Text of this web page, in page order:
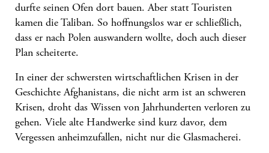
durfte seinen Ofen dort bauen. Aber statt Touristen
kamen die Taliban. So hoffnungslos war er schließlich,
dass er nach Polen auswandern wollte, doch auch dieser
Plan scheiterte.
In einer der schwersten wirtschaftlichen Krisen in der
Geschichte Afghanistans, die nicht arm ist an schweren
Krisen, droht das Wissen von Jahrhunderten verloren zu
gehen. Viele alte Handwerke sind kurz davor, dem
Vergessen anheimzufallen, nicht nur die Glasmacherei.